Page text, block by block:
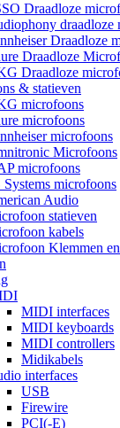
Draadloze
draadloze
Draadloze
Draadloze
Draadloze
& statieven
microfoons
microfoons
microfoons
Microfoons
microfoons
Systems microfoons
Audio
statieven
kabels
Klemmen
MIDI interfaces
MIDI keyboards
MIDI controllers
Midikabels
interfaces
USB
Firewire
PCI(-E)